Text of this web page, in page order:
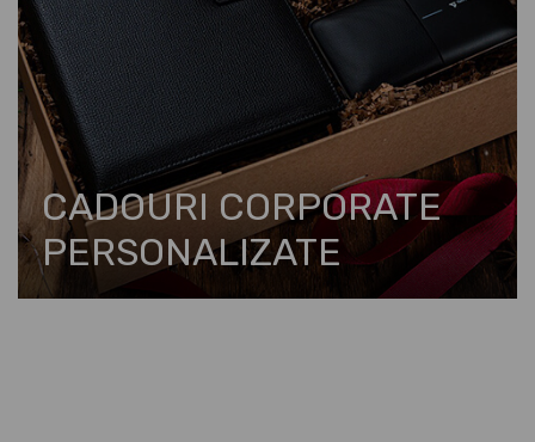
CADOURI CORPORATE
PERSONALIZATE